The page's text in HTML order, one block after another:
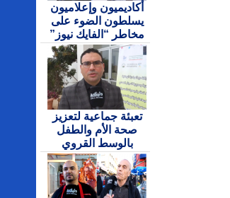
أكاديميون وإعلاميون
يسلطون الضوء على
مخاطر “الفايك نيوز”
تعبئة جماعية لتعزيز
صحة الأم والطفل
بالوسط القروي